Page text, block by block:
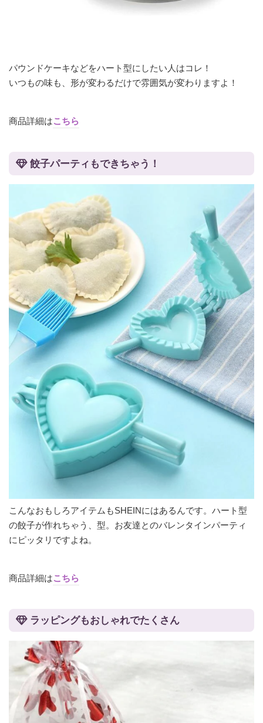
パウンドケーキなどをハート型にしたい人はコレ！
いつもの味も、形が変わるだけで雰囲気が変わりますよ！
商品詳細はこちら
餃子パーティもできちゃう！
こんなおもしろアイテムもSHEINにはあるんです。ハート型
の餃子が作れちゃう、型。お友達とのバレンタインパーティ
にピッタリですよね。
商品詳細はこちら
ラッピングもおしゃれでたくさん